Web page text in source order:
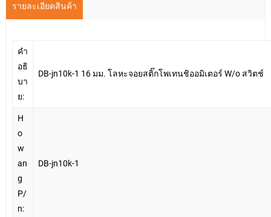
รายละเอียดสินค้า
คำ
อธิ
บา
ย:
DB-jn10k-1 16 มม. โลหะจอยสติ๊กโพเทนชิออมิเตอร์ W/o สวิตช์
H
o
w
an
g
P/
n:
DB-jn10k-1